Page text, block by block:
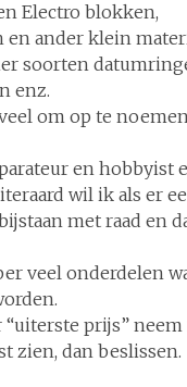
Electro blokken,
ander klein
soorten
enz.
om op te
en hobbyist
wil ik als er
met raad en
veel onderdelen
“uiterste prijs”
zien, dan beslissen.